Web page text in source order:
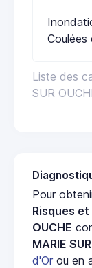
Liste des
SUR
Coulées
Pour
Risques et
OUCHE
MARIE
d'Or ou en